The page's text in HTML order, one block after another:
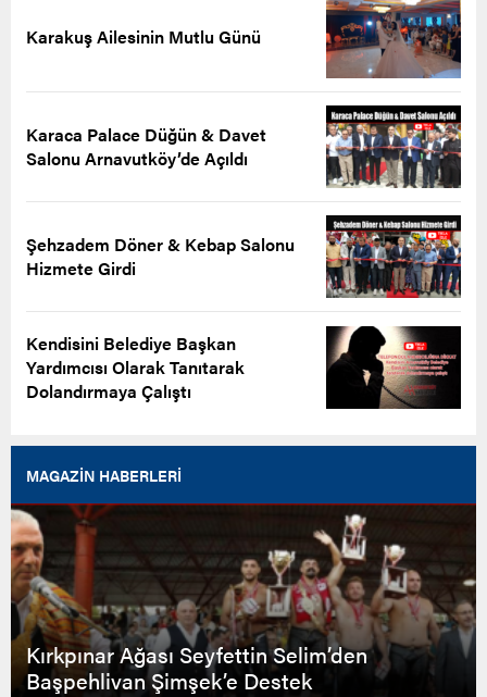
Karakuş Ailesinin Mutlu Günü
Karaca Palace Düğün & Davet
Salonu Arnavutköy’de Açıldı
Şehzadem Döner & Kebap Salonu
Hizmete Girdi
Kendisini Belediye Başkan
Yardımcısı Olarak Tanıtarak
Dolandırmaya Çalıştı
MAGAZİN HABERLERİ
Kırkpınar Ağası Seyfettin Selim’den
Başpehlivan Şimşek’e Destek